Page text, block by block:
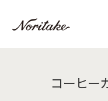
コーヒー